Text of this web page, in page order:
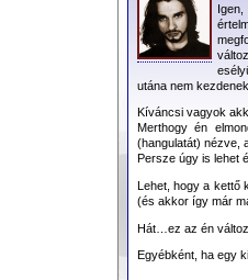
utána nem
Kíváncsi vagyok
Merthogy én
(hangulatát) nézve,
Persze úgy is lehet
Lehet, hogy a kettő
(és akkor így már
Hát…ez az én
Egyébként, ha egy